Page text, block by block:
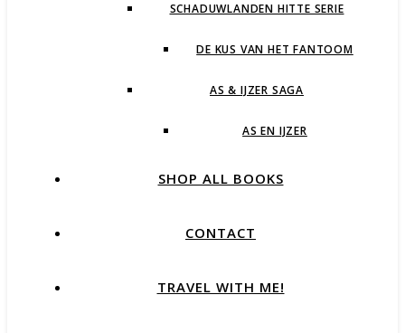
SCHADUWLANDEN HITTE SERIE
DE KUS VAN HET FANTOOM
AS & IJZER SAGA
AS EN IJZER
SHOP ALL BOOKS
CONTACT
TRAVEL WITH ME!